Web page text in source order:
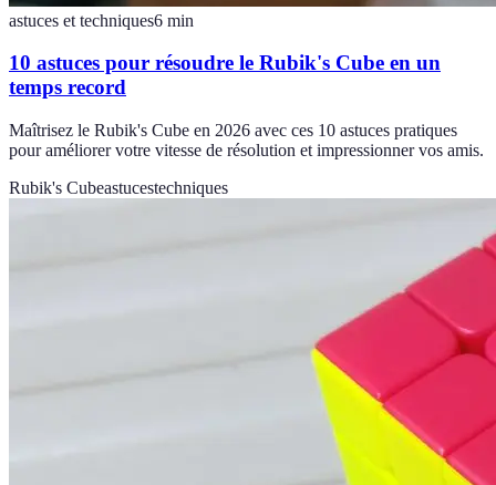
astuces et techniques6 min
10 astuces pour résoudre le Rubik's Cube en un
temps record
Maîtrisez le Rubik's Cube en 2026 avec ces 10 astuces pratiques
pour améliorer votre vitesse de résolution et impressionner vos amis.
Rubik's Cubeastucestechniques